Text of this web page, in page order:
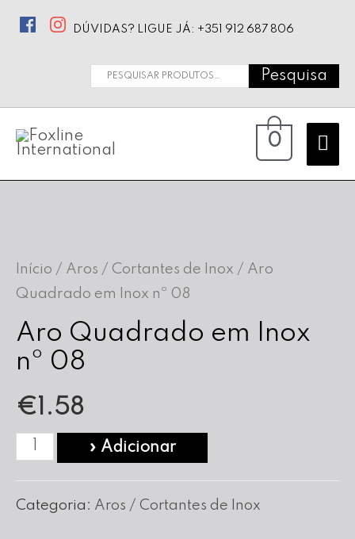
DÚVIDAS? LIGUE JÁ: +351 912 687 806
Pesquisar
Pesquisa
0
Início / Aros / Cortantes de Inox / Aro
Quadrado em Inox nº 08
Aro Quadrado em Inox
nº 08
€1.58
Quantidade
Aro
» Adicionar
Categoria: Aros / Cortantes de Inox